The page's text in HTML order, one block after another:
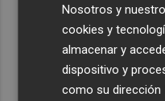
Nosotros y
cookies y
almacenar y
dispositivo y
como su dirección